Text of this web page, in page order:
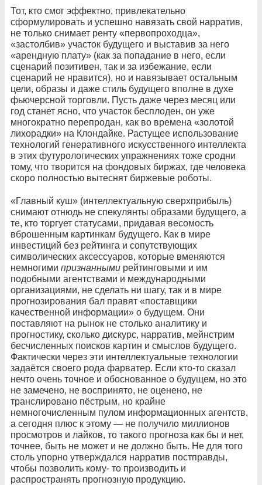
Тот, кто смог эффектно, привлекательно
сформулировать и успешно навязать свой нарратив,
не только снимает ренту «первопроходца»,
«застолбив» участок будущего и выставив за него
«арендную плату» (как за попадание в него, если
сценарий позитивен, так и за избежание, если
сценарий не нравится), но и навязывает остальным
цели, образы и даже стиль будущего вполне в духе
фьючерсной торговли. Пусть даже через месяц или
год станет ясно, что участок бесплоден, он уже
многократно перепродан, как во времена «золотой
лихорадки» на Клондайке. Растущее использование
технологий генеративного искусственного интеллекта
в этих футурологических упражнениях тоже сродни
тому, что творится на фондовых биржах, где человека
скоро полностью вытеснят биржевые роботы.
«Главный куш» (интеллектуальную сверхприбыль)
снимают отнюдь не спекулянты образами будущего, а
те, кто торгует статусами, придавая весомость
вброшенным картинкам будущего. Как в мире
инвестиций без рейтинга и сопутствующих
символических аксессуаров, которые вменяются
немногими признанными рейтинговыми и им
подобными агентствами и международными
организациями, не сделать ни шагу, так и в мире
прогнозирования бал правят «поставщики
качественной информации» о будущем. Они
поставляют на рынок не столько аналитику и
прогностику, сколько дискурс, нарратив, мейнстрим
бесчисленных поисков картин и смыслов будущего.
Фактически через эти интеллектуальные технологии
задаётся своего рода фарватер. Если кто‑то сказал
нечто очень точное и обоснованное о будущем, но это
не замечено, не воспринято, не оценено, не
транслировано пёстрым, но крайне
немногочисленным пулом информационных агентств,
а сегодня плюс к этому — не получило миллионов
просмотров и лайков, то такого прогноза как бы и нет,
точнее, быть не может и не должно быть. Не для того
столь упорно утверждался нарратив постправды,
чтобы позволить кому- то производить и
распространять прогнозную продукцию.